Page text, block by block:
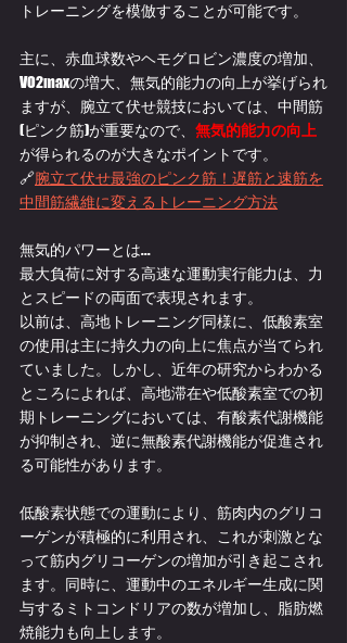
トレーニングを模倣することが可能です。
主に、赤血球数やヘモグロビン濃度の増加、
VO2maxの増大、無気的能力の向上が挙げられ
ますが、腕立て伏せ競技においては、中間筋
(ピンク筋)が重要なので、 無気的能力の向上
が得られるのが大きなポイントです。
🔗腕立て伏せ最強のピンク筋！遅筋と速筋を
中間筋繊維に変えるトレーニング方法
無気的パワーとは...
最大負荷に対する高速な運動実行能力は、力
とスピードの両面で表現されます。
以前は、高地トレーニング同様に、低酸素室
の使用は主に持久力の向上に焦点が当てられ
ていました。しかし、近年の研究からわかる
ところによれば、高地滞在や低酸素室での初
期トレーニングにおいては、有酸素代謝機能
が抑制され、逆に無酸素代謝機能が促進され
る可能性があります。
低酸素状態での運動により、筋肉内のグリコ
ーゲンが積極的に利用され、これが刺激とな
って筋内グリコーゲンの増加が引き起こされ
ます。同時に、運動中のエネルギー生成に関
与するミトコンドリアの数が増加し、脂肪燃
焼能力も向上します。